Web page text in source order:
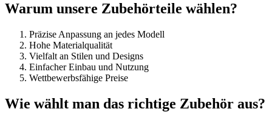
Warum unsere Zubehörteile wählen?
Präzise Anpassung an jedes Modell
Hohe Materialqualität
Vielfalt an Stilen und Designs
Einfacher Einbau und Nutzung
Wettbewerbsfähige Preise
Wie wählt man das richtige Zubehör aus?